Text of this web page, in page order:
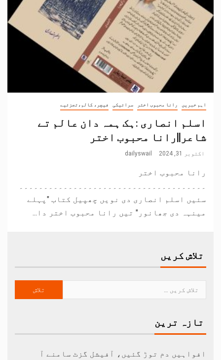
اہم خبریں رانا محبوب اختر سرائیکی فیچر، کالم،تجزئیے
اسلم انصاری :ہک ہمہ دان عالم تے
شاعر||رانا محبوب اختر
اکتوبر 31, 2024 dailyswail
رانا محبوب اختر
۔۔۔۔۔۔۔۔۔۔۔۔۔۔۔۔۔۔۔۔۔۔۔۔۔۔۔۔۔۔۔۔۔۔۔۔۔۔
سئیں اسلم انصاری دی نویں چھپیل کتاب "پہلے
مینہہ دی جھانور" تیں رانا محبوب اختر دا...
تلاش کریں
تازہ ترین
افواہیں دم توڑ گئیں، آفیشل گزٹ سامنے آ